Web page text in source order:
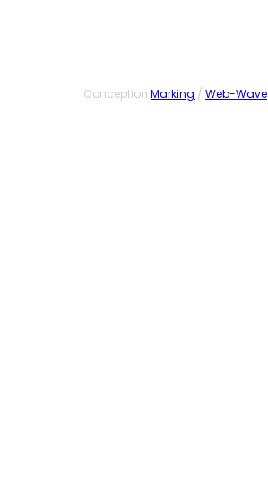
Conception Marking / Web-Wave